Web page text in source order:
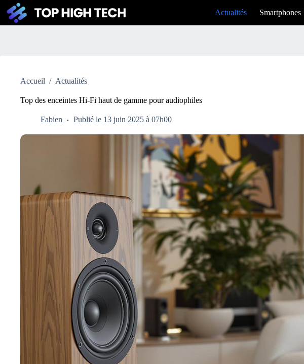
Passer
au
contenu
Actualités Smartphones
Accueil / Actualités
Top des enceintes Hi-Fi haut de gamme pour audiophiles
Fabien Publié le 13 juin 2025 à 07h00